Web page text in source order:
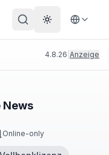
Theme
4.8.26 Anzeige
News
Online-only